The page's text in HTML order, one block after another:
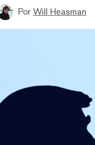
Por Will Heasman